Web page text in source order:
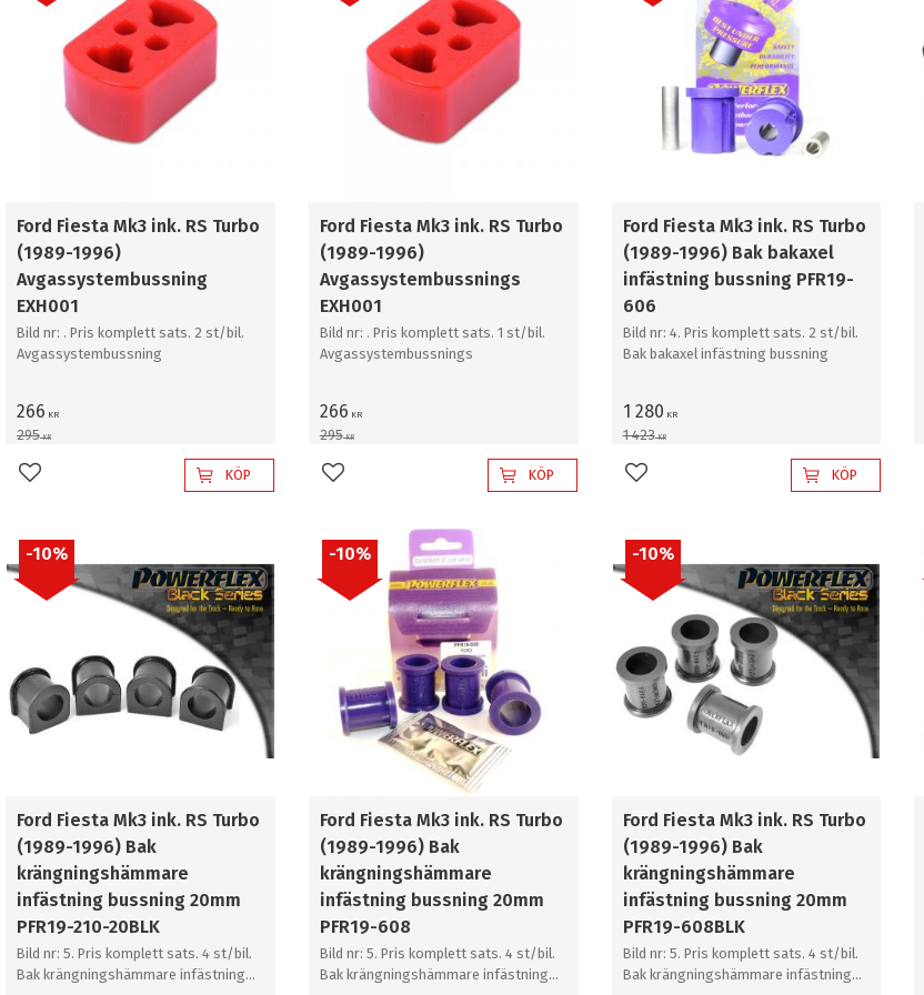
Ford Fiesta Mk3 ink. RS Turbo
(1989-1996)
Avgassystembussning
EXH001
Bild nr: . Pris komplett sats. 2 st/bil.
Avgassystembussning
266 KR
295KR
Lägg till i favoriter KÖP
Ford Fiesta Mk3 ink. RS Turbo
(1989-1996)
Avgassystembussnings
EXH001
Bild nr: . Pris komplett sats. 1 st/bil.
Avgassystembussnings
266 KR
295KR
Lägg till i favoriter KÖP
Ford Fiesta Mk3 ink. RS Turbo
(1989-1996) Bak bakaxel
infästning bussning PFR19-
606
Bild nr: 4. Pris komplett sats. 2 st/bil.
Bak bakaxel infästning bussning
1 280 KR
1 423KR
Lägg till i favoriter KÖP
Ford Fiesta Mk3 ink. RS Turbo
(1989-1996) Bak
krängningshämmare
infästning bussning 20mm
PFR19-210-20BLK
Bild nr: 5. Pris komplett sats. 4 st/bil.
Bak krängningshämmare infästning
10%
Ford Fiesta Mk3 ink. RS Turbo
(1989-1996) Bak
krängningshämmare
infästning bussning 20mm
PFR19-608
Bild nr: 5. Pris komplett sats. 4 st/bil.
Bak krängningshämmare infästning
10%
Ford Fiesta Mk3 ink. RS Turbo
(1989-1996) Bak
krängningshämmare
infästning bussning 20mm
PFR19-608BLK
Bild nr: 5. Pris komplett sats. 4 st/bil.
Bak krängningshämmare infästning
10%